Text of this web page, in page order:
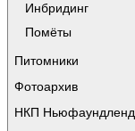
Инбридинг
Помёты
Питомники
Фотоархив
НКП Ньюфаундленд